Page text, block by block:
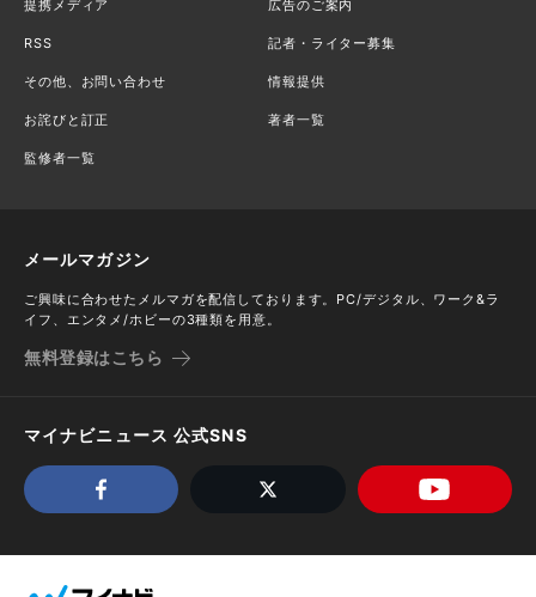
提携メディア 広告のご案内
RSS 記者・ライター募集
その他、お問い合わせ 情報提供
お詫びと訂正 著者一覧
監修者一覧
メールマガジン
ご興味に合わせたメルマガを配信しております。PC/デジタル、ワーク&ラ
イフ、エンタメ/ホビーの3種類を用意。
無料登録はこちら
マイナビニュース 公式SNS